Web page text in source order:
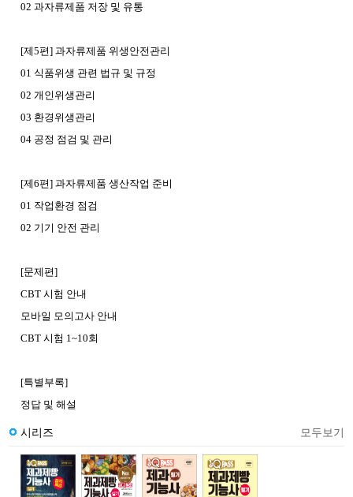
02 과자류제품 저장 및 유통
[제5편] 과자류제품 위생안전관리
01 식품위생 관련 법규 및 규정
02 개인위생관리
03 환경위생관리
04 공정 점검 및 관리
[제6편] 과자류제품 생산작업 준비
01 작업환경 점검
02 기기 안전 관리
[문제편]
CBT 시험 안내
모바일 모의고사 안내
CBT 시험 1~10회
[특별부록]
정답 및 해설
시리즈 모두보기